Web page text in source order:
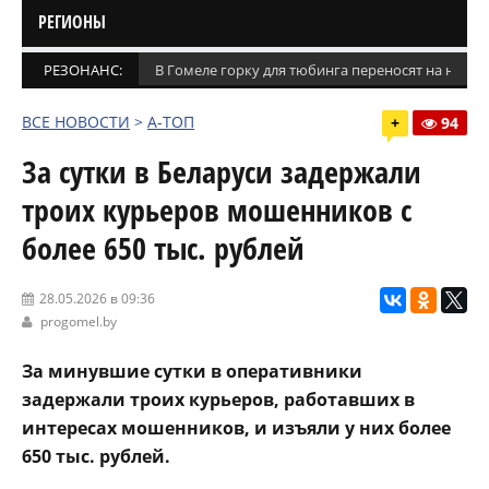
РЕГИОНЫ
РЕЗОНАНС: В Гомеле горку для тюбинга переносят на
ВСЕ НОВОСТИ > А-ТОП + 94
За сутки в Беларуси задержали
троих курьеров мошенников с
более 650 тыс. рублей
28.05.2026 в 09:36
progomel.by
За минувшие сутки в оперативники
задержали троих курьеров, работавших в
интересах мошенников, и изъяли у них более
650 тыс. рублей.